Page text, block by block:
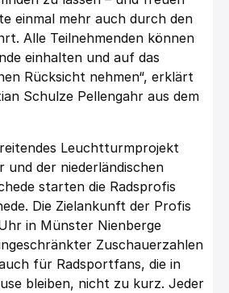
einmal mehr auch durch den
Alle Teilnehmenden können
einhalten und auf das
Rücksicht nehmen“, erklärt
Schulze Pellengahr aus dem
Leuchtturmprojekt
und der niederländischen
starten die Radsprofis
Die Zielankunft der Profis
in Münster Nienberge
Zuschauerzahlen
für Radsportfans, die in
bleiben, nicht zu kurz. Jeder